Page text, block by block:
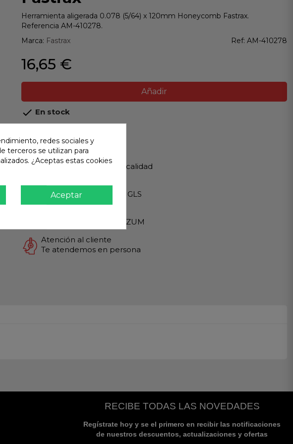
Herramienta aligerada 0.078 (5/64) x 120mm Honeycomb Fastrax.
Referencia AM-410278.
Marca: Fastrax Ref: AM-410278
16,65 €
Añadir
 En stock
Calidad Garantizada
Productos de Máxima calidad
Envío Rápido
Envios Internacionales GLS
TARJETA - PAYPAL - BIZUM
Atención al cliente
Te atendemos en persona
RECIBE TODAS LAS NOVEDADES
Regístrate hoy y se el primero en recibir las notificaciones
de nuestros descuentos, actualizaciones y ofertas
redes sociales y
terceros se utilizan para
¿Aceptas estas cookies
Aceptar